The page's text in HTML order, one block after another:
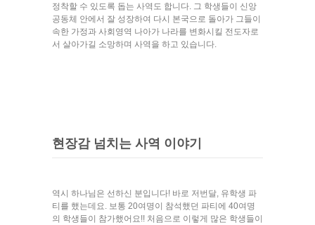
정착할 수 있도록 돕는 사역도 합니다. 그 학생들이 신앙
공동체 안에서 잘 성장하여 다시 본국으로 돌아가 그들이
속한 가정과 사회영역 나아가 나라를 변화시킬 전도자로
서 살아가길 소망하며 사역을 하고 있습니다.
현장감 넘치는 사역 이야기
역시 하나님은 선하신 분입니다! 바로 저번달, 유학생 파
티를 했는데요. 보통 20여명이 참석했던 파티에 40여명
의 학생들이 참가했어요!! 처음으로 이렇게 많은 학생들이